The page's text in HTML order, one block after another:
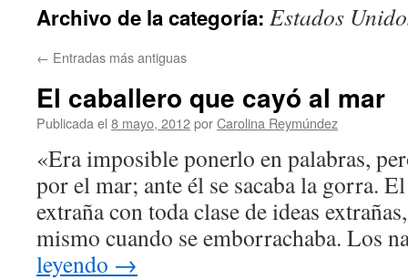
Archivo de la categoría: Estados
← Entradas más antiguas
El caballero que cayó al mar
Publicada el 8 mayo, 2012porCarolina Reymúndez
«Era imposible ponerlo en palabras,
por el mar; ante él se sacaba la gorra.
extraña con toda clase de ideas
mismo cuando se emborrachaba. Los
leyendo →